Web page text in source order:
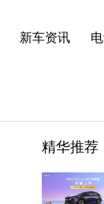
新车资讯
精华推荐